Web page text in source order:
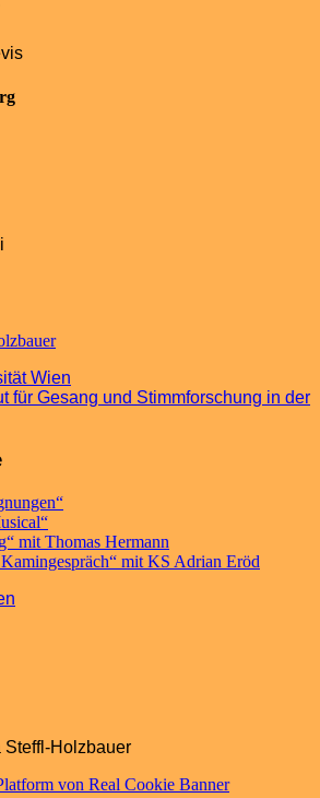
für Gesang und Stimmforschung in der
mit Thomas Hermann
mit KS Adrian Eröd
Holzbauer
von Real Cookie Banner